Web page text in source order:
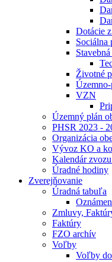
Dotácie
Sociálna
Životné
VZN
Územný plán
PHSR 2023 -
Organizácia
Vývoz KO a
Kalendár
Úradné hodiny
Zverejňovanie
Úradná tabuľa
Zmluvy,
Faktúry
FZO archív
Voľby
Voľby